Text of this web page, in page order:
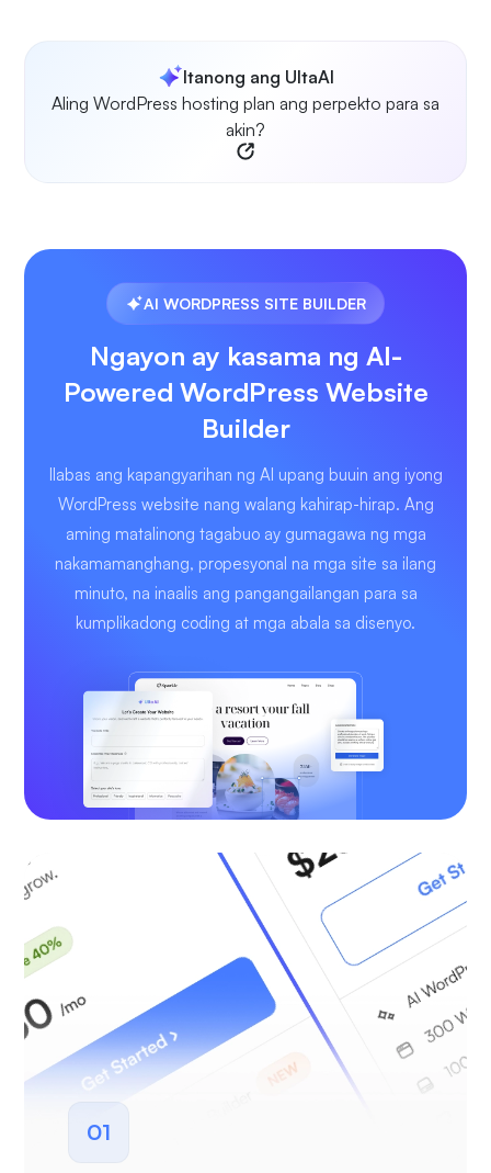
Itanong ang UltaAI
Aling WordPress hosting plan ang perpekto para sa
akin?
AI WORDPRESS SITE BUILDER
Ngayon ay kasama ng AI-
Powered WordPress Website
Builder
Ilabas ang kapangyarihan ng AI upang buuin ang iyong
WordPress website nang walang kahirap-hirap. Ang
aming matalinong tagabuo ay gumagawa ng mga
nakamamanghang, propesyonal na mga site sa ilang
minuto, na inaalis ang pangangailangan para sa
kumplikadong coding at mga abala sa disenyo.
01